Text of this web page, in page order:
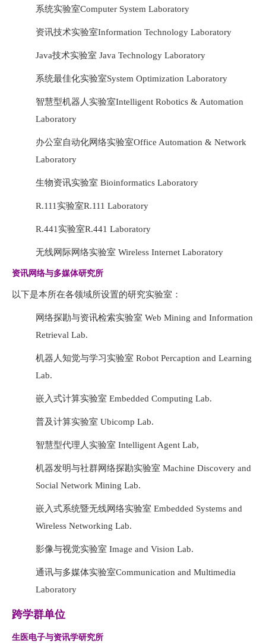
系统实验室Computer System Laboratory
资讯技术实验室Information Technology Laboratory
Java技术实验室 Java Technology Laboratory
系统最佳化实验室System Optimization Laboratory
智慧型机器人实验室Intelligent Robotics & Automation
Laboratory
办公室自动化网络实验室Office Automation & Network
Laboratory
生物资讯实验室 Bioinformatics Laboratory
R.111实验室R.111 Laboratory
R.441实验室R.441 Laboratory
无线网际网络实验室 Wireless Internet Laboratory
资讯网络与多媒体研究所
以下是本所在各领域所设置的研究实验室：
网络探勘与资讯检索实验室 Web Mining and Information
Retrieval Lab.
机器人知觉与学习实验室 Robot Percaption and Learning
Lab.
嵌入式计算实验室 Embedded Computing Lab.
普及计算实验室 Ubicomp Lab.
智慧型代理人实验室 Intelligent Agent Lab,
机器发明与社群网络探勘实验室 Machine Discovery and
Social Network Mining Lab.
嵌入式系统暨无线网络实验室 Embedded Systems and
Wireless Networking Lab.
影像与视觉实验室 Image and Vision Lab.
通讯与多媒体实验室Communication and Multimedia
Laboratory
跨学群单位
生医电子与资讯学研究所